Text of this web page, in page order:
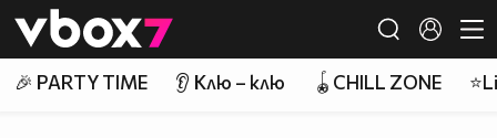
👾
🎉 PARTY TIME 👂 Клю – клю 🪀CHILL ZONE